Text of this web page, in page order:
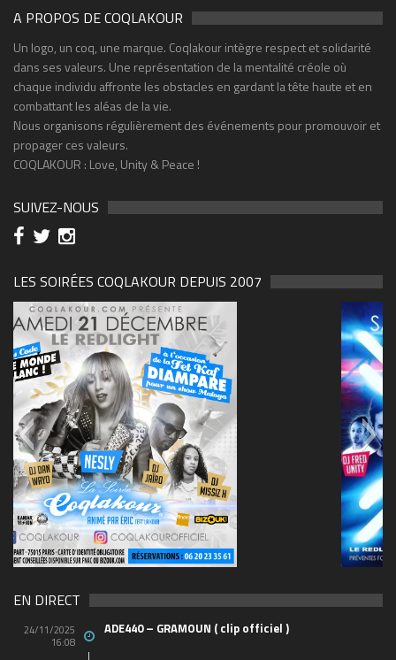
A PROPOS DE COQLAKOUR
Un logo, un coq, une marque. Coqlakour intègre respect et solidarité
dans ses valeurs. Une représentation de la mentalité créole où
chaque individu affronte les obstacles en gardant la tête haute et en
combattant les aléas de la vie.
Nous organisons régulièrement des événements pour promouvoir et
propager ces valeurs.
COQLAKOUR : Love, Unity & Peace !
SUIVEZ-NOUS
LES SOIRÉES COQLAKOUR DEPUIS 2007
(1)
EN DIRECT
24/11/2025
16:08
ADE440 – GRAMOUN ( clip officiel )